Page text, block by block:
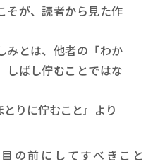
そが、読者から見た作
みとは、他者の「わか
しばし佇むことではな
とりに佇むこと』より
の前にしてすべきこと